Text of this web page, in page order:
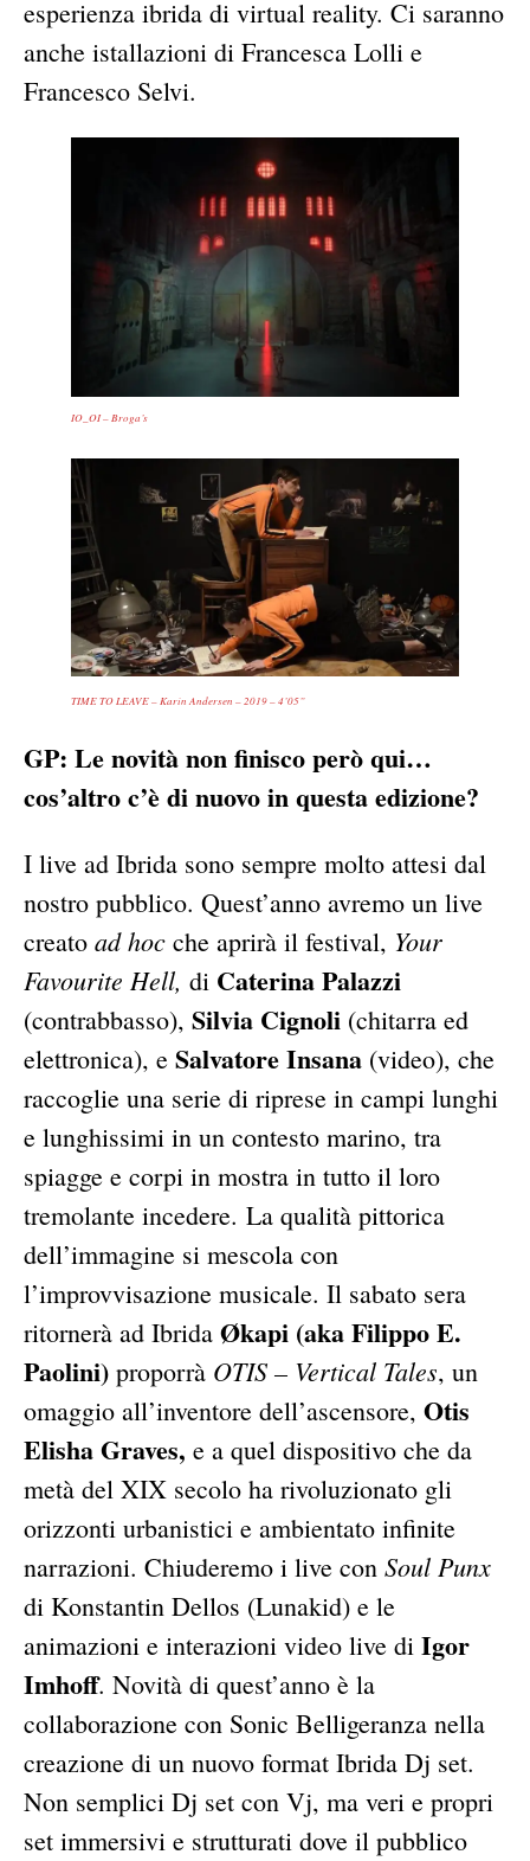
esperienza ibrida di virtual reality. Ci saranno
anche istallazioni di Francesca Lolli e
Francesco Selvi.
IO_OI – Broga’s
TIME TO LEAVE – Karin Andersen – 2019 – 4’05”
GP: Le novità non finisco però qui…
cos’altro c’è di nuovo in questa edizione?
I live ad Ibrida sono sempre molto attesi dal
nostro pubblico. Quest’anno avremo un live
creato ad hoc che aprirà il festival, Your
Favourite Hell, di Caterina Palazzi
(contrabbasso), Silvia Cignoli (chitarra ed
elettronica), e Salvatore Insana (video), che
raccoglie una serie di riprese in campi lunghi
e lunghissimi in un contesto marino, tra
spiagge e corpi in mostra in tutto il loro
tremolante incedere. La qualità pittorica
dell’immagine si mescola con
l’improvvisazione musicale. Il sabato sera
ritornerà ad Ibrida Økapi (aka Filippo E.
Paolini) proporrà OTIS – Vertical Tales, un
omaggio all’inventore dell’ascensore, Otis
Elisha Graves, e a quel dispositivo che da
metà del XIX secolo ha rivoluzionato gli
orizzonti urbanistici e ambientato infinite
narrazioni. Chiuderemo i live con Soul Punx
di Konstantin Dellos (Lunakid) e le
animazioni e interazioni video live di Igor
Imhoff. Novità di quest’anno è la
collaborazione con Sonic Belligeranza nella
creazione di un nuovo format Ibrida Dj set.
Non semplici Dj set con Vj, ma veri e propri
set immersivi e strutturati dove il pubblico